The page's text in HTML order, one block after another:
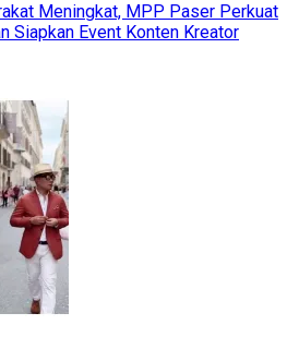
Meningkat, MPP Paser Perkuat
Siapkan Event Konten Kreator